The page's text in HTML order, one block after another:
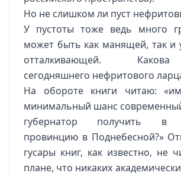
Но не слишком ли пуст
У пустоты тоже ведь много
может быть как манящей, так и
отталкивающей.
сегодняшнего нефритового
На обороте книги читаю:
минимальный шанс
губернатор получить в
провинцию в Поднебесной?»
гусары книг, как известно, не
плане, что никаких